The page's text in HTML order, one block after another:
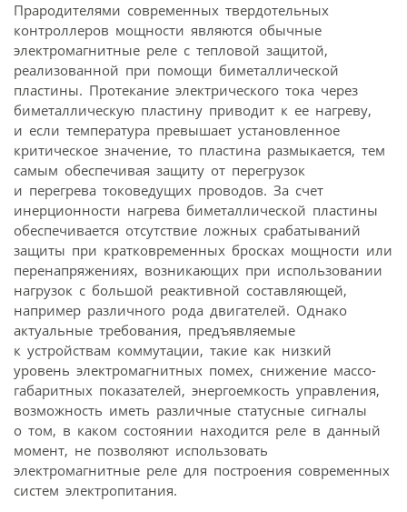
Прародителями современных твердотельных
контроллеров мощности являются обычные
электромагнитные реле с тепловой защитой,
реализованной при помощи биметаллической
пластины. Протекание электрического тока через
биметаллическую пластину приводит к ее нагреву,
и если температура превышает установленное
критическое значение, то пластина размыкается, тем
самым обеспечивая защиту от перегрузок
и перегрева токоведущих проводов. За счет
инерционности нагрева биметаллической пластины
обеспечивается отсутствие ложных срабатываний
защиты при кратковременных бросках мощности или
перенапряжениях, возникающих при использовании
нагрузок с большой реактивной составляющей,
например различного рода двигателей. Однако
актуальные требования, предъявляемые
к устройствам коммутации, такие как низкий
уровень электромагнитных помех, снижение массо-
габаритных показателей, энергоемкость управления,
возможность иметь различные статусные сигналы
о том, в каком состоянии находится реле в данный
момент, не позволяют использовать
электромагнитные реле для построения современных
систем электропитания.